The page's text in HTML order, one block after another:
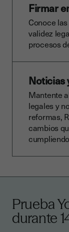
Firmar
Conoce
validez
procesos
Noticias
Mantente
legales y
reformas,
cambios
Prueba
durante